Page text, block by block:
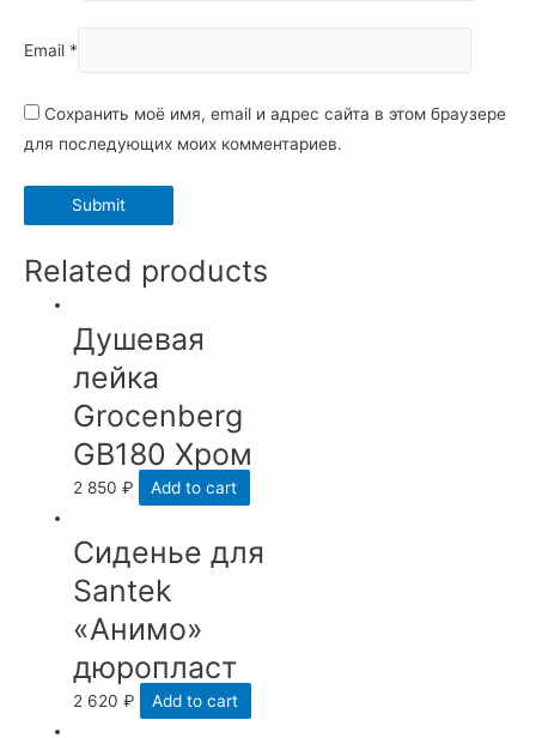
Email *
Сохранить моё имя, email и адрес сайта в этом браузере
для последующих моих комментариев.
Related products
Душевая
лейка
Grocenberg
GB180 Хром
2 850₽ Add to cart
Сиденье для
Santek
«Анимо»
дюропласт
2 620₽ Add to cart